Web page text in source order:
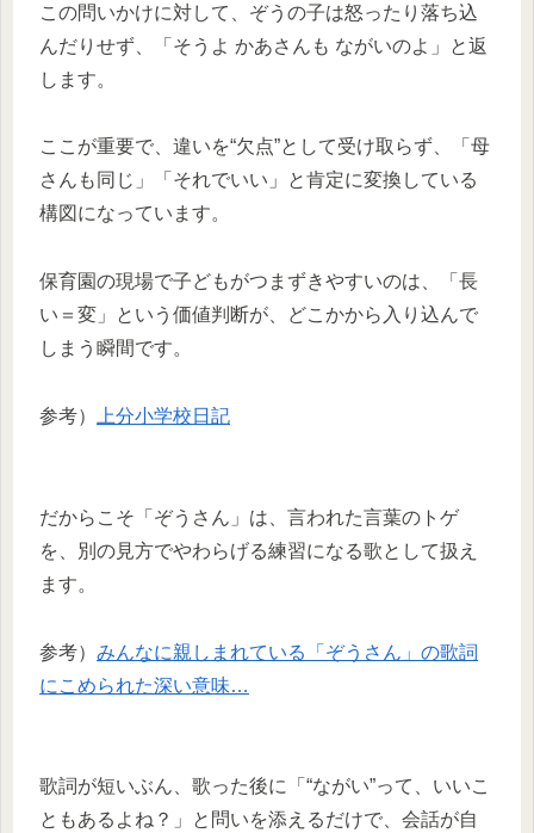
この問いかけに対して、ぞうの子は怒ったり落ち込
んだりせず、「そうよ かあさんも ながいのよ」と返
します。
ここが重要で、違いを“欠点”として受け取らず、「母
さんも同じ」「それでいい」と肯定に変換している
構図になっています。
保育園の現場で子どもがつまずきやすいのは、「長
い＝変」という価値判断が、どこかから入り込んで
しまう瞬間です。
参考） 上分小学校日記
だからこそ「ぞうさん」は、言われた言葉のトゲ
を、別の見方でやわらげる練習になる歌として扱え
ます。
参考） みんなに親しまれている「ぞうさん」の歌詞
にこめられた深い意味…
歌詞が短いぶん、歌った後に「“ながい”って、いいこ
ともあるよね？」と問いを添えるだけで、会話が自